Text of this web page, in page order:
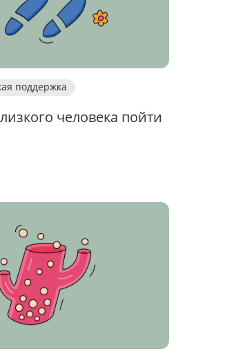
поддержка
человека пойти